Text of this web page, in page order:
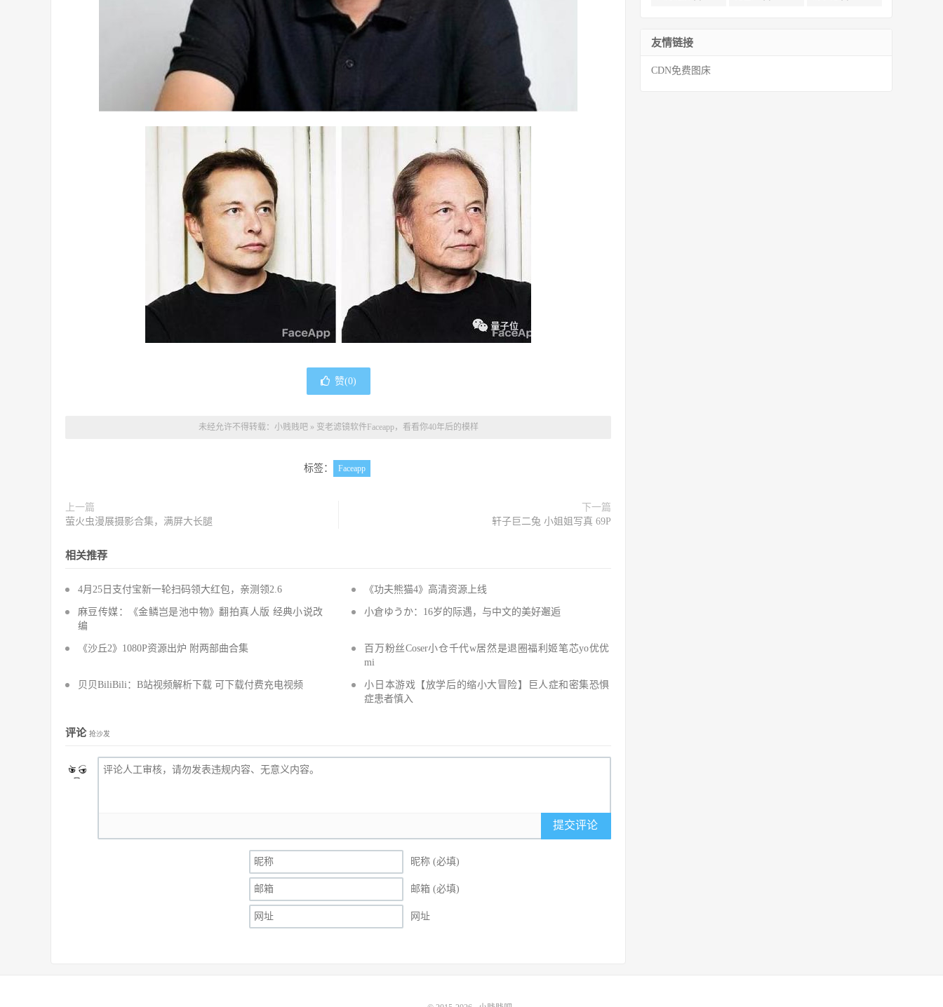
赞(0)
未经允许不得转载： 小贱贱吧» 变老滤镜软件Faceapp，看看你40年后的模样
标签： Faceapp
上一篇
萤火虫漫展摄影合集，满屏大长腿
下一篇
轩子巨二兔 小姐姐写真 69P
相关推荐
4月25日支付宝新一轮扫码领大红包，亲测领2.6 《功夫熊猫4》高清资源上线
麻豆传媒：《金鳞岂是池中物》翻拍真人版 经典小说改
编
小倉ゆうか：16岁的际遇，与中文的美好邂逅
《沙丘2》1080P资源出炉 附两部曲合集
百万粉丝Coser小仓千代w居然是退圈福利姬笔芯yo优优
mi
贝贝BiliBili：B站视频解析下载 可下载付费充电视频
小日本游戏【放学后的缩小大冒险】巨人症和密集恐惧
症患者慎入
评论 抢沙发
提交评论
昵称 (必填)
邮箱 (必填)
网址
友情链接
CDN免费图床